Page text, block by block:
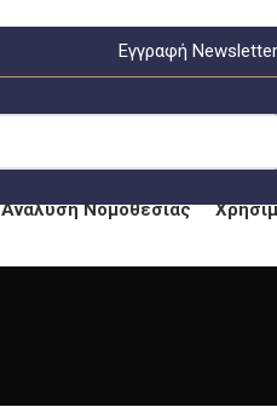
Εγγραφή Newsletter
Ανάλυση Νομοθεσίας